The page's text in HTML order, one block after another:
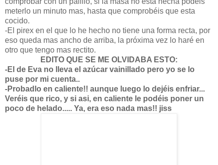
meterlo un minuto mas, hasta que comprobéis que esta
cocido.
-El pirex en el que lo he hecho no tiene una forma recta, por
eso queda mas ancho de arriba, la próxima vez lo haré en
otro que tengo mas rectito.
EDITO QUE SE ME OLVIDABA ESTO:
-El de Eva no lleva el azúcar vainillado pero yo se lo
puse por mi cuenta..
-Probadlo en caliente!! aunque luego lo dejéis enfriar...
Veréis que rico, y si asi, en caliente le podéis poner un
poco de helado..... Ya, era eso nada mas!! jiss